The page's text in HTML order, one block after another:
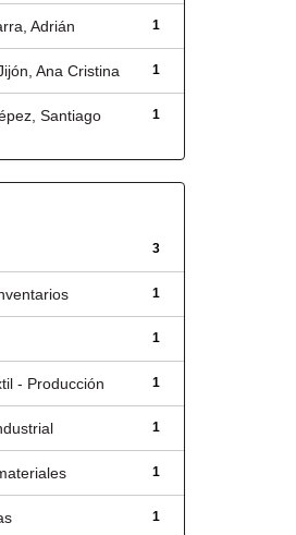
1
Adrián
1
Ana Cristina
1
Santiago
3
1
1
1
- Producción
1
1
1